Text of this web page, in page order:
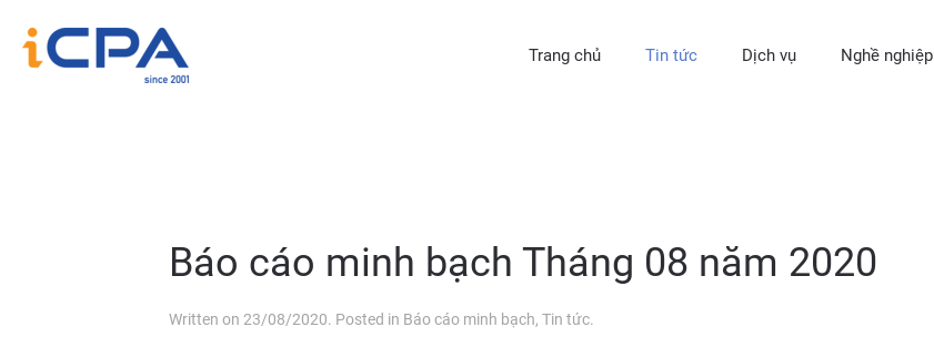
Trang chủ Tin tức Dịch vụ Nghề nghiệp
Báo cáo minh bạch Tháng 08 năm 2020
Written on 23/08/2020. Posted in Báo cáo minh bạch, Tin tức.